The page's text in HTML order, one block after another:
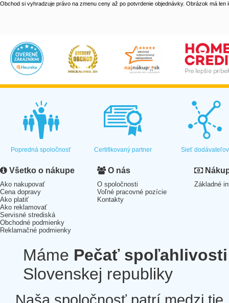
Obchod si vyhradzuje právo na zmenu ceny až po potvrdenie objednávky. Obrázok má len
Popredná spoločnosť Certifikovaný partner Sieť dodávateľov
Všetko o nákupe
Ako nakupovať
Cena dopravy
Ako platiť
Ako reklamovať
Servisné strediská
Obchodné podmienky
Reklamačné podmienky
O nás
O spoločnosti
Voľné pracovné pozície
Kontakty
Základné
Máme Pečať spoľahlivosti
Slovenskej republiky